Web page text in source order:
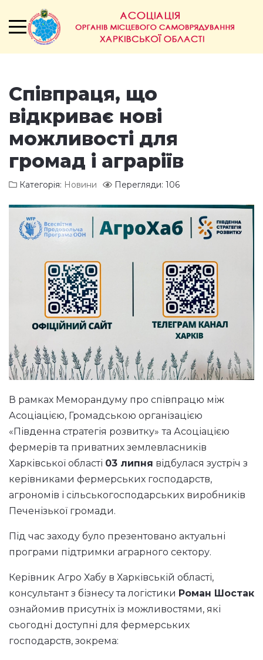
Співпраця, що
відкриває нові
можливості для
громад і аграріїв
Категорія: Новини Перегляди: 106
В рамках Меморандуму про співпрацю між
Асоціацією, Громадською організацією
«Південна стратегія розвитку» та Асоціацією
фермерів та приватних землевласників
Харківської області 03 липня відбулася зустріч з
керівниками фермерських господарств,
агрономів і сільськогосподарських виробників
Печенізької громади.
Під час заходу було презентовано актуальні
програми підтримки аграрного сектору.
Керівник Агро Хабу в Харківській області,
консультант з бізнесу та логістики Роман Шостак
ознайомив присутніх із можливостями, які
сьогодні доступні для фермерських
господарств, зокрема: